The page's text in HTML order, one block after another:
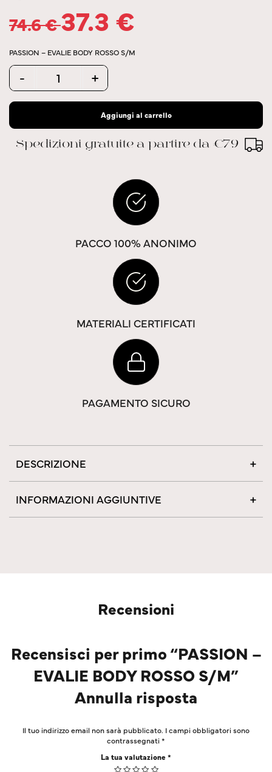
74.6€37.3 €
PASSION – EVALIE BODY ROSSO S/M
Quantity
- +
Aggiungi al carrello
Spedizioni gratuite a partire da €79
PACCO 100% ANONIMO
MATERIALI CERTIFICATI
PAGAMENTO SICURO
DESCRIZIONE
INFORMAZIONI AGGIUNTIVE
Recensioni
Recensisci per primo “PASSION –
EVALIE BODY ROSSO S/M”
Annulla risposta
Il tuo indirizzo email non sarà pubblicato. I campi obbligatori sono
contrassegnati*
La tua valutazione*